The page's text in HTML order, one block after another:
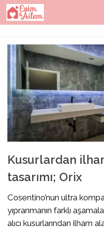
Skip to content
Kusurlardan
tasarımı; Orix
Cosentino’nun ultra
yıpranmanın farklı
alıcı kusurlarından ilham